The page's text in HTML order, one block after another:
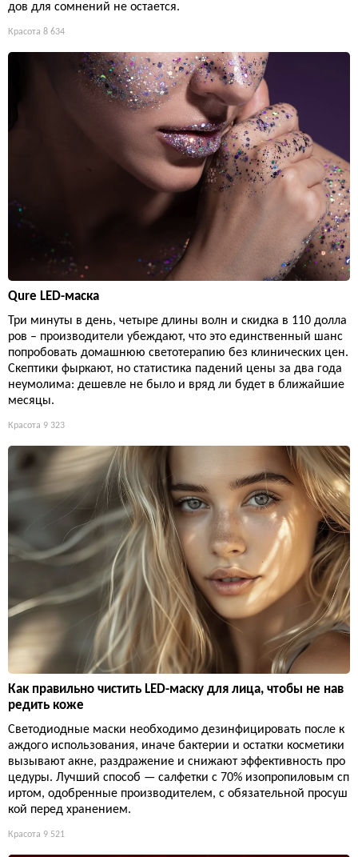
дов для сомнений не остается.
Красота 8 634
Qure LED-маска
Три минуты в день, четыре длины волн и скидка в 110 долла
ров – производители убеждают, что это единственный шанс
попробовать домашнюю светотерапию без клинических цен.
Скептики фыркают, но статистика падений цены за два года
неумолима: дешевле не было и вряд ли будет в ближайшие
месяцы.
Красота 9 323
Как правильно чистить LED-маску для лица, чтобы не нав
редить коже
Светодиодные маски необходимо дезинфицировать после к
аждого использования, иначе бактерии и остатки косметики
вызывают акне, раздражение и снижают эффективность про
цедуры. Лучший способ — салфетки с 70% изопропиловым сп
иртом, одобренные производителем, с обязательной просуш
кой перед хранением.
Красота 9 521